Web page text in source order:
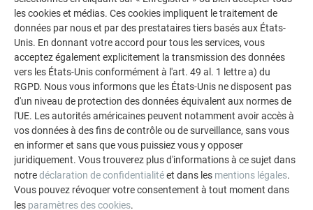
Lors de la rotation du poteau intermédiaire jusqu’en
butée, veiller à ce que le joint soit correctement
positionné. Procéder dans l’ordre inverse pour le
les cookies et médias. Ces cookies impliquent le traitement de
données par nous et par des prestataires tiers basés aux États-
Unis. En donnant votre accord pour tous les services, vous
acceptez également explicitement la transmission des données
vers les États-Unis conformément à l'art. 49 al. 1 lettre a) du
RGPD. Nous vous informons que les États-Unis ne disposent pas
d'un niveau de protection des données équivalent aux normes de
l'UE. Les autorités américaines peuvent notamment avoir accès à
vos données à des fins de contrôle ou de surveillance, sans vous
en informer et sans que vous puissiez vous y opposer
juridiquement. Vous trouverez plus d'informations à ce sujet dans
notredéclaration de confidentialitéet dans les mentions légales.
Vous pouvez révoquer votre consentement à tout moment dans
les paramètres des cookies.